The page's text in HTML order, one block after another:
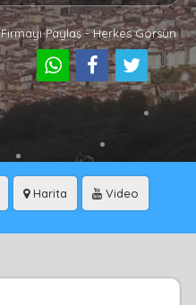
Firmayı Paylaş - Herkes Görsün
Harita Video